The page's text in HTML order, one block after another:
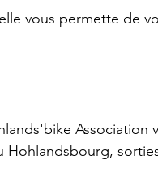
vous permette de
Hohlandsbourg,